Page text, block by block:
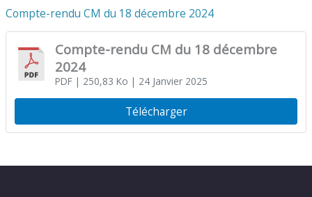
Compte-rendu CM du 18 décembre 2024
Compte-rendu CM du 18 décembre
2024
PDF| 250,83 Ko | 24 Janvier 2025
Télécharger